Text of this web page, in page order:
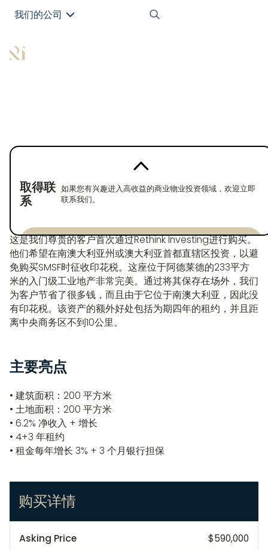
我们的公司
无需印花税的入门级资产！
这是我们尊贵的客户首次通过Rethink Investing进行购买。
他们希望在南澳大利亚州或澳大利亚首都直辖区投资，以避
免购买SMSF时征收印花税。这座位于阿德莱德的233平方
米的入门级工业地产非常完美。通过将其保存在场外，我们
为客户节省了很多钱，而且由于它位于南澳大利亚，因此没
有印花税。该资产的额外好处包括为期四年的租约，并且距
离中央商务区不到10公里。
主要亮点
• 建筑面积：200 平方米
• 土地面积：200 平方米
• 6.2% 净收入 + 增长
• 4+3 年租约
• 租金每年增长 3% + 3 个月银行担保
购买详情
Asking Price $590,000
取得联
系
如果您有兴趣进入高收益的商业物业投资领域，欢迎立即
联系我们。
Enquire now
Enquire now